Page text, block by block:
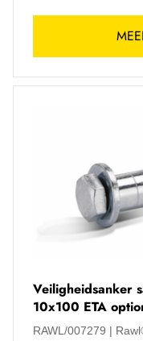
Veiligheidsanker
10x100 ETA
RAWL/007279